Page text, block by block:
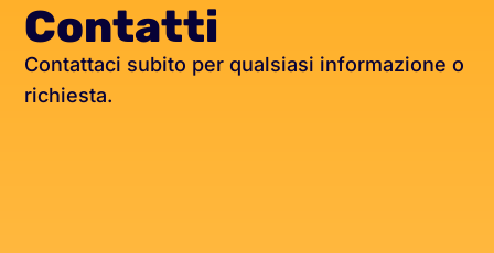
Contatti
Contattaci subito per qualsiasi informazione o
richiesta.